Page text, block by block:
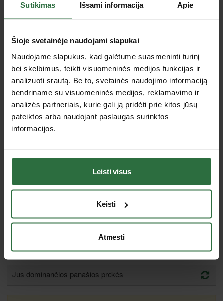
Sutikimas Išsami informacija Apie
Šioje svetainėje naudojami slapukai
Naudojame slapukus, kad galėtume suasmeninti turinį
bei skelbimus, teikti visuomeninės medijos funkcijas ir
analizuoti srautą. Be to, svetainės naudojimo informaciją
bendriname su visuomeninės medijos, reklamavimo ir
analizės partneriais, kurie gali ją pridėti prie kitos jūsų
pateiktos arba naudojant paslaugas surinktos
informacijos.
Leisti visus
Keisti
Atmesti
Ar garantija galios, jei Proxxon Micromot įrankis
suges?
PROXXON MICROMOT įrankiai yra smulkūs, tikslūs ir lengvi.
Naudojant būtina laikytis šių taisyklių:
Dirbkite be perteklinio spaudimo – darbą atlieka apsukos,
o ne jėga.
Neuždenkite ventiliacijos angų, neleiskite įrankiui
perkaisti.
Sustabdykite darbą, jei prietaisas įkaista, ir leiskite jam
Garantija galios, jei įrankis nebus sugadintas dėl netinkamo
naudojimo ar aukščiau nurodytų taisyklių nesilaikymo.
Straipsnio naudingumas:
Taip Ne
Jus dominančios panašios prekės